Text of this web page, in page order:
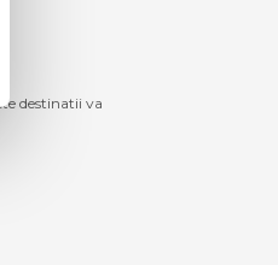
destinatii va